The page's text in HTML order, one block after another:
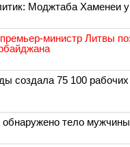
Моджтаба Хаменеи
министр Литвы
создала 75 100
тело мужчины